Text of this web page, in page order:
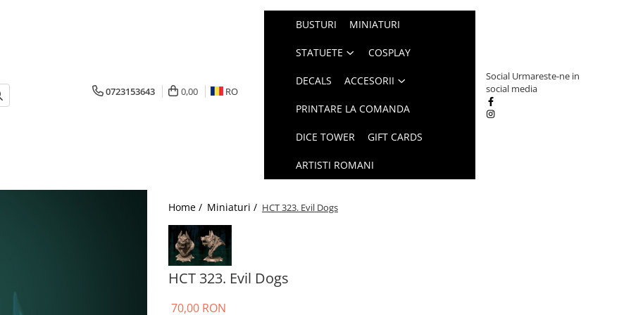
0723153643 0,00 RO
BUSTURI MINIATURI
STATUETE COSPLAY
DECALS ACCESORII
PRINTARE LA COMANDA
DICE TOWER GIFT CARDS
ARTISTI ROMANI
Social Urmareste-ne in
social media
Home / Miniaturi / HCT 323. Evil Dogs
HCT 323. Evil Dogs
70,00 RON